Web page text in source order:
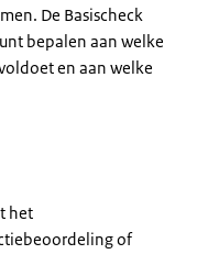
De Basischeck
bepalen aan welke
en aan welke
het
of